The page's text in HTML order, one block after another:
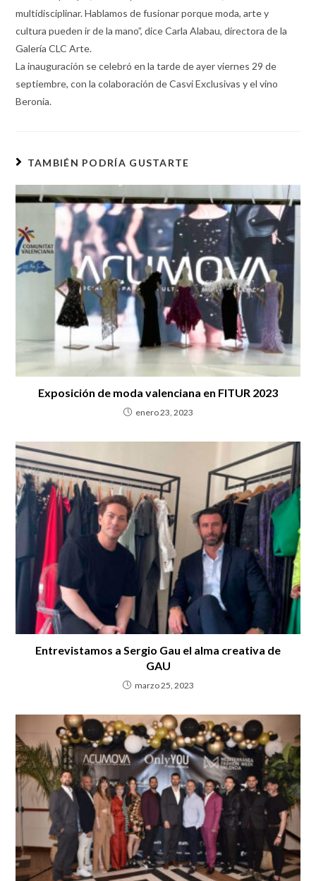
multidisciplinar. Hablamos de fusionar porque moda, arte y
cultura pueden ir de la mano”, dice Carla Alabau, directora de la
Galería CLC Arte.
La inauguración se celebró en la tarde de ayer viernes 29 de
septiembre, con la colaboración de Casvi Exclusivas y el vino
Beronia.
TAMBIÉN PODRÍA GUSTARTE
Exposición de moda valenciana en FITUR 2023
enero 23, 2023
Entrevistamos a Sergio Gau el alma creativa de
GAU
marzo 25, 2023